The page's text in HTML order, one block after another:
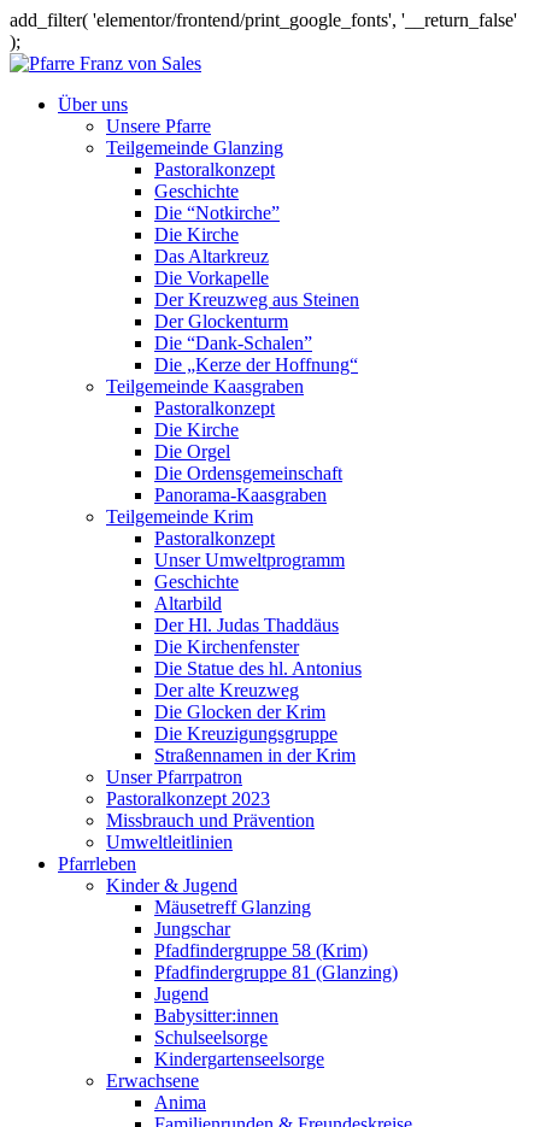
add_filter( 'elementor/frontend/print_google_fonts', '__return_false'
);
Über uns
Unsere Pfarre
Teilgemeinde Glanzing
Pastoralkonzept
Geschichte
Die “Notkirche”
Die Kirche
Das Altarkreuz
Die Vorkapelle
Der Kreuzweg aus Steinen
Der Glockenturm
Die “Dank-Schalen”
Die „Kerze der Hoffnung“
Teilgemeinde Kaasgraben
Pastoralkonzept
Die Kirche
Die Orgel
Die Ordensgemeinschaft
Panorama-Kaasgraben
Teilgemeinde Krim
Pastoralkonzept
Unser Umweltprogramm
Geschichte
Altarbild
Der Hl. Judas Thaddäus
Die Kirchenfenster
Die Statue des hl. Antonius
Der alte Kreuzweg
Die Glocken der Krim
Die Kreuzigungsgruppe
Straßennamen in der Krim
Unser Pfarrpatron
Pastoralkonzept 2023
Missbrauch und Prävention
Umweltleitlinien
Pfarrleben
Kinder & Jugend
Mäusetreff Glanzing
Jungschar
Pfadfindergruppe 58 (Krim)
Pfadfindergruppe 81 (Glanzing)
Jugend
Babysitter:innen
Schulseelsorge
Kindergartenseelsorge
Erwachsene
Anima